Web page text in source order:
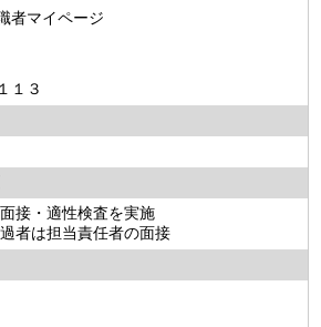
者マイページ
１３
接・適性検査を実施
者は担当責任者の面接